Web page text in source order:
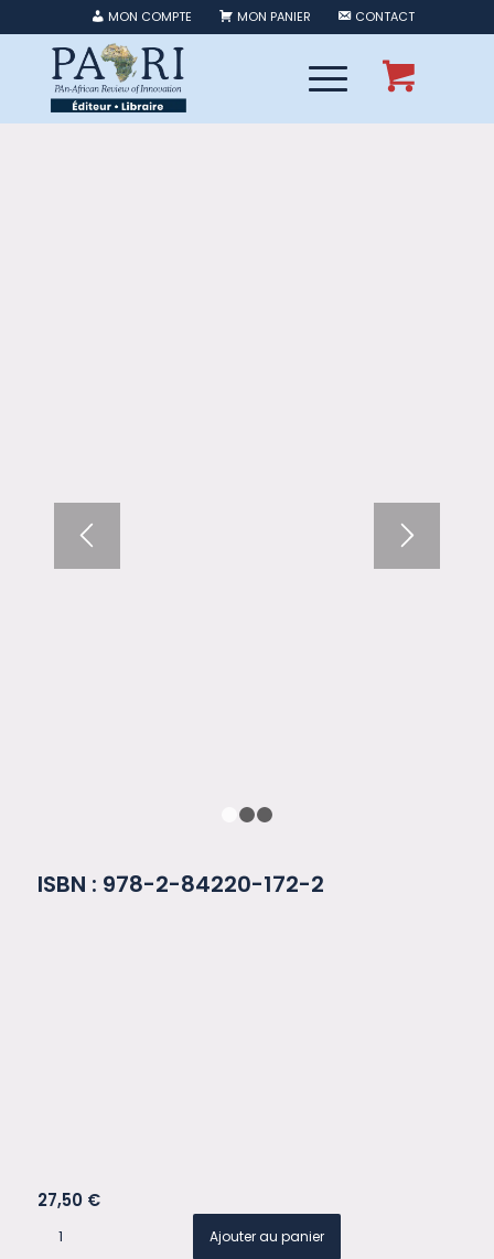
MON COMPTE MON PANIER CONTACT
ISBN : 978-2-84220-172-2
27,50 €
Ajouter au panier